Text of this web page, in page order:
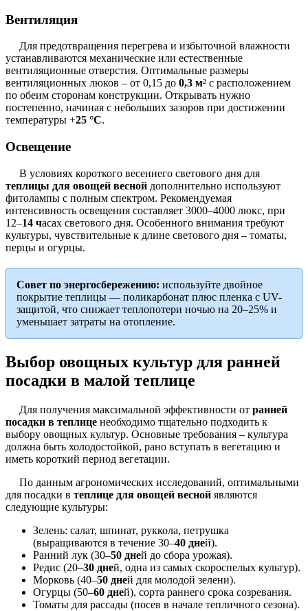
Вентиляция
Для предотвращения перегрева и избыточной влажности
устанавливаются механические или естественные
вентиляционные отверстия. Оптимальные размеры
вентиляционных люков – от 0,15 до 0,3 м² с расположением
по обеим сторонам конструкции. Открывать нужно
постепенно, начиная с небольших зазоров при достижении
температуры +25 °С.
Освещение
В условиях короткого весеннего светового дня для
теплицы для овощей весной дополнительно используют
фитолампы с полным спектром. Рекомендуемая
интенсивность освещения составляет 3000–4000 люкс, при
12–14 часах светового дня. Особенного внимания требуют
культуры, чувствительные к длине светового дня – томаты,
перцы и огурцы.
Совет по энергосбережению: используйте двойное
покрытие теплицы — поликарбонат плюс пленка с UV-
защитой, что снижает теплопотери ночью на 20–25% и
уменьшает затраты на отопление.
Выбор овощных культур для ранней
посадки в малой теплице
Для получения максимальной эффективности от ранней
посадки в теплице необходимо тщательно подходить к
выбору овощных культур. Основные требования – культура
должна быть холодостойкой, рано вступать в вегетацию и
иметь короткий период вегетации.
По данным агрономических исследований, оптимальными
для посадки в теплице для овощей весной являются
следующие культуры:
Зелень: салат, шпинат, руккола, петрушка
(выращиваются в течение 30–40 дней).
Ранний лук (30–50 дней до сбора урожая).
Редис (20–30 дней, одна из самых скороспелых культур).
Морковь (40–50 дней для молодой зелени).
Огурцы (50–60 дней), сорта раннего срока созревания.
Томаты для рассады (посев в начале тепличного сезона).